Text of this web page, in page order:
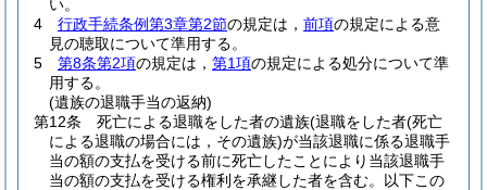
い。
4
行政手続条例第3章第2節の規定は， 前項の規定による意
見の聴取について準用する。
5
第8条第2項の規定は， 第1項の規定による処分について準
用する。
(遺族の退職手当の返納)
第12条
死亡による退職をした者の遺族(退職をした者(死亡
による退職の場合には，その遺族)が当該退職に係る退職手
当の額の支払を受ける前に死亡したことにより当該退職手
当の額の支払を受ける権利を承継した者を含む。以下この